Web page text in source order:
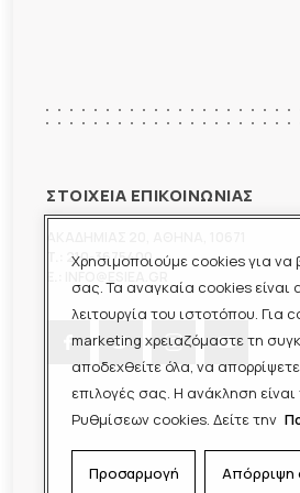
Χρησιμοποιούμε cookies για να
σας. Τα αναγκαία cookies είναι
λειτουργία του ιστοτόπου. Για
marketing χρειαζόμαστε τη
αποδεχθείτε όλα, να
επιλογές σας. Η ανάκληση
Ρυθμίσεων cookies. Δείτε την
Προσαρμογή Απόρριψη
ΣΤΟΙΧΕΙΑ ΕΠΙΚΟΙΝΩΝΙΑΣ
210-3675400